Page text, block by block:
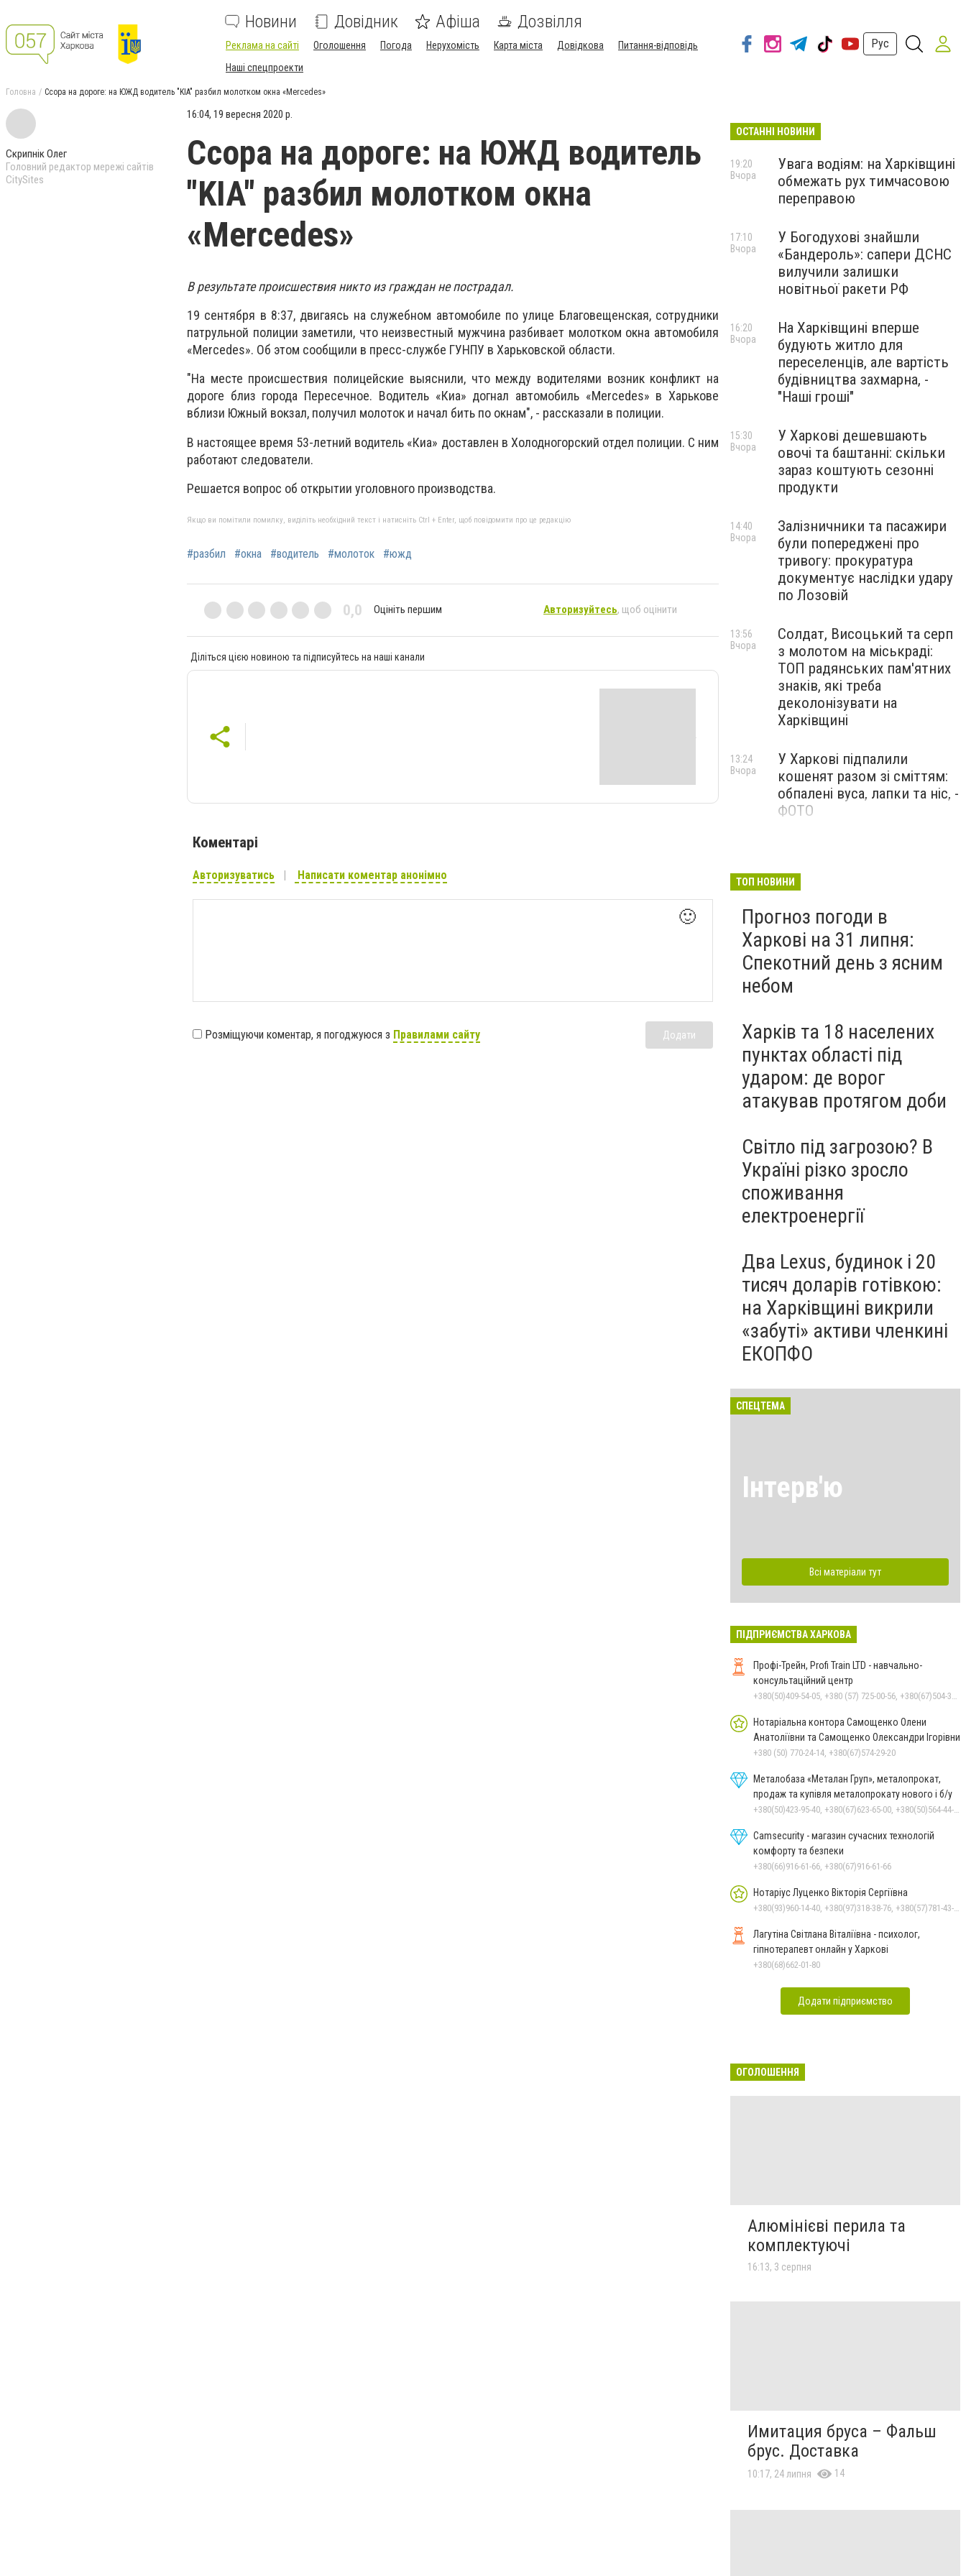
Новини Довідник Афіша Дозвілля
Реклама на сайті Оголошення Погода Нерухомість Карта міста Довідкова
Питання-відповідь
Наші спецпроекти
Рус
Головна Ссора на дороге: на ЮЖД водитель "KIA" разбил молотком окна «Mercedes»
Скрипнік Олег
Головний редактор мережі сайтів
CitySites
16:04, 19 вересня 2020 р.
Ссора на дороге: на ЮЖД водитель
"KIA" разбил молотком окна
«Mercedes»
В результате происшествия никто из граждан не пострадал.
19 сентября в 8:37, двигаясь на служебном автомобиле по улице Благовещенская, сотрудники
патрульной полиции заметили, что неизвестный мужчина разбивает молотком окна автомобиля
«Mercedes». Об этом сообщили в пресс-службе ГУНПУ в Харьковской области.
"На месте происшествия полицейские выяснили, что между водителями возник конфликт на
дороге близ города Пересечное. Водитель «Киа» догнал автомобиль «Mercedes» в Харькове
вблизи Южный вокзал, получил молоток и начал бить по окнам", - рассказали в полиции.
В настоящее время 53-летний водитель «Киа» доставлен в Холодногорский отдел полиции. С ним
работают следователи.
Решается вопрос об открытии уголовного производства.
Якщо ви помітили помилку, виділіть необхідний текст і натисніть Ctrl + Enter, щоб повідомити про це редакцію
#разбил #окна #водитель #молоток #южд
0,0 Оцініть першим Авторизуйтесь, щоб оцінити
Діліться цією новиною та підписуйтесь на наші канали
Коментарі
Авторизуватись Написати коментар анонімно
🙂
Розміщуючи коментар, я погоджуюся з Правилами сайту Додати
ОСТАННІ НОВИНИ
Увага водіям: на Харківщині
обмежать рух тимчасовою
переправою
19:20
Вчора
У Богодухові знайшли
«Бандероль»: сапери ДСНС
вилучили залишки
новітньої ракети РФ
17:10
Вчора
На Харківщині вперше
будують житло для
переселенців, але вартість
будівництва захмарна, -
"Наші гроші"
16:20
Вчора
У Харкові дешевшають
овочі та баштанні: скільки
зараз коштують сезонні
продукти
15:30
Вчора
Залізничники та пасажири
були попереджені про
тривогу: прокуратура
документує наслідки удару
по Лозовій
14:40
Вчора
Солдат, Висоцький та серп
з молотом на міськраді:
ТОП радянських пам'ятних
знаків, які треба
деколонізувати на
Харківщині
13:56
Вчора
У Харкові підпалили
кошенят разом зі сміттям:
обпалені вуса, лапки та ніс, -
ФОТО
13:24
Вчора
схему торгівлі впливом
ТОП НОВИНИ
Прогноз погоди в
Харкові на 31 липня:
Спекотний день з ясним
небом
Харків та 18 населених
пунктах області під
ударом: де ворог
атакував протягом доби
Світло під загрозою? В
Україні різко зросло
споживання
електроенергії
Два Lexus, будинок і 20
тисяч доларів готівкою:
на Харківщині викрили
«забуті» активи членкині
ЕКОПФО
СПЕЦТЕМА
Інтерв'ю
Всі матеріали тут
ПІДПРИЄМСТВА ХАРКОВА
Профі-Трейн, Profi Train LTD - навчально-
консультаційний центр
Нотаріальна контора Самощенко Олени
Анатоліївни та Самощенко Олександри Ігорівни
+380 (50) 770-24-14, +380(67)574-29-20
Металобаза «Металан Груп», металопрокат,
продаж та купівля металопрокату нового і б/у
Camsecurity - магазин сучасних технологій
комфорту та безпеки
+380(66)916-61-66, +380(67)916-61-66
Нотаріус Луценко Вікторія Сергіївна
Лагутіна Світлана Віталіївна - психолог,
гіпнотерапевт онлайн у Харкові
+380(68)662-01-80
Додати підприємство
ОГОЛОШЕННЯ
Алюмінієві перила та
комплектуючі
16:13, 3 серпня
Имитация бруса – Фальш
брус. Доставка
10:17, 24 липня 14